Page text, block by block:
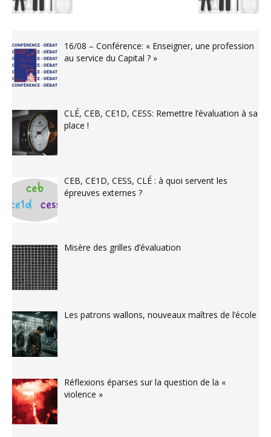
16/08 – Conférence: « Enseigner, une profession
au service du Capital ? »
CLÉ, CEB, CE1D, CESS: Remettre l’évaluation à sa
place !
CEB, CE1D, CESS, CLÉ : à quoi servent les
épreuves externes ?
Misère des grilles d’évaluation
Les patrons wallons, nouveaux maîtres de l’école
Réflexions éparses sur la question de la «
violence »